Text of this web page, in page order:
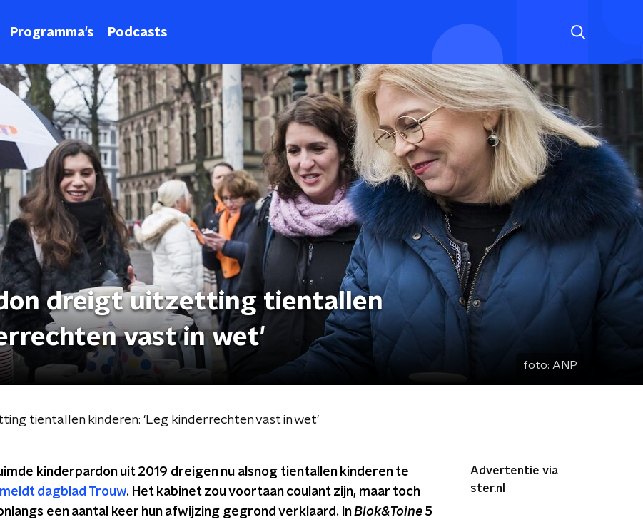
Programma's Podcasts
dreigt uitzetting tientallen
vast in wet'
foto: ANP
tientallen kinderen: 'Leg kinderrechten vast in wet'
kinderpardon uit 2019 dreigen nu alsnog tientallen kinderen te
meldt dagblad Trouw. Het kabinet zou voortaan coulant zijn, maar toch
een aantal keer hun afwijzing gegrond verklaard. InBlok&Toine 5
Advertentie via
ster.nl